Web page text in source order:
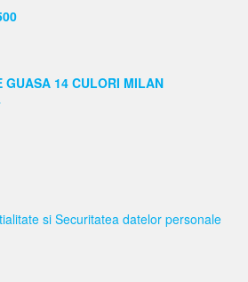
GUASA 14 CULORI MILAN
si Securitatea datelor personale